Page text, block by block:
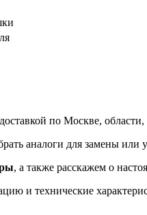
по Москве,
аналоги для замены или
, а также расскажем о
и технические